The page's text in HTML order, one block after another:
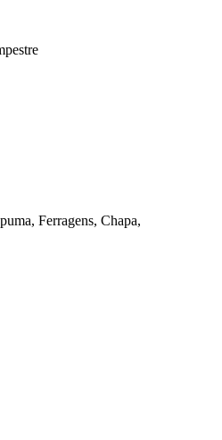
Ferragens, Chapa,